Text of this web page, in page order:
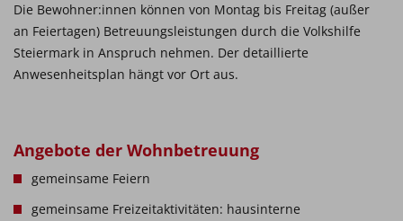
Die Bewohner:innen können von Montag bis Freitag (außer
an Feiertagen) Betreuungsleistungen durch die Volkshilfe
Steiermark in Anspruch nehmen. Der detaillierte
Anwesenheitsplan hängt vor Ort aus.
Angebote der Wohnbetreuung
gemeinsame Feiern
gemeinsame Freizeitaktivitäten: hausinterne